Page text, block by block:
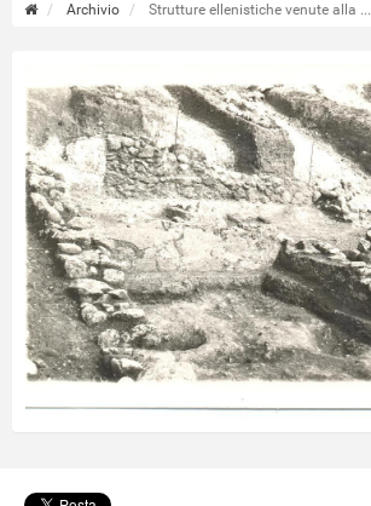
Archivio Strutture ellenistiche venute alla ...